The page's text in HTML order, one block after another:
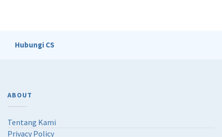
Hubungi CS
ABOUT
Tentang Kami
Privacy Policy